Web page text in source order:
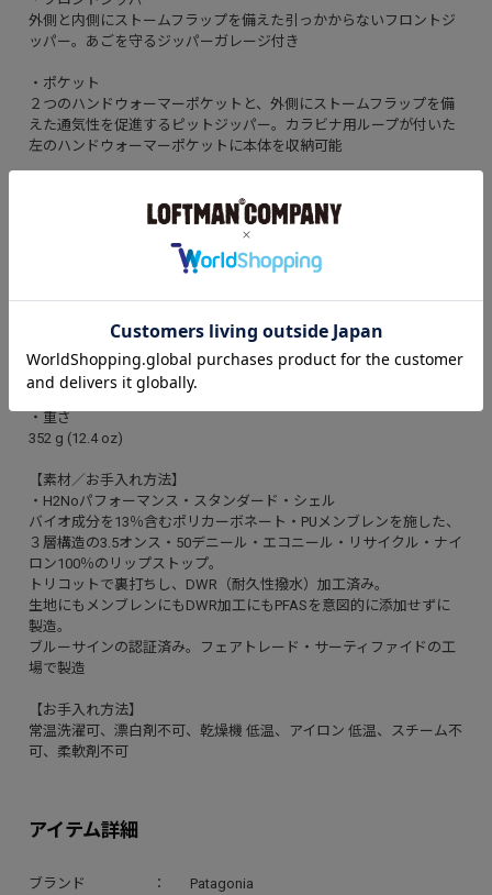
アイテム詳細
ブランド
Patagonia
外側と内側にストームフラップを備えた引っかからないフロントジ
ッパー。あごを守るジッパーガレージ付き
・ポケット
２つのハンドウォーマーポケットと、外側にストームフラップを備
えた通気性を促進するピットジッパー。カラビナ用ループが付いた
左のハンドウォーマーポケットに本体を収納可能
共布のテープ留め付き袖口とドローコードで調節可能な裾が雨を遮
・この製品を製造する工場の従業員を支援
・原産国
ベトナム製
・重さ
352 g (12.4 oz)
【素材／お手入れ方法】
・H2Noパフォーマンス・スタンダード・シェル
バイオ成分を13％含むポリカーボネート・PUメンブレンを施した、
３層構造の3.5オンス・50デニール・エコニール・リサイクル・ナイ
ロン100％のリップストップ。
トリコットで裏打ちし、DWR（耐久性撥水）加工済み。
生地にもメンブレンにもDWR加工にもPFASを意図的に添加せずに
製造。
ブルーサインの認証済み。フェアトレード・サーティファイドの工
場で製造
【お手入れ方法】
常温洗濯可、漂白剤不可、乾燥機 低温、アイロン 低温、スチーム不
可、柔軟剤不可